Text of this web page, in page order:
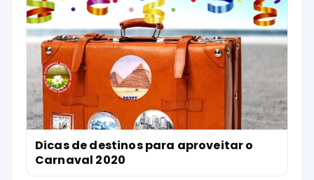
Dicas de destinos para aproveitar o
Carnaval 2020